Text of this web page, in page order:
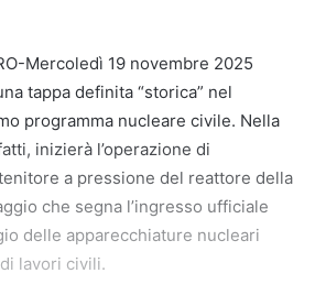
Mercoledì 19 novembre 2025
tappa definita “storica” nel
programma nucleare civile. Nella
inizierà l’operazione di
a pressione del reattore della
che segna l’ingresso ufficiale
delle apparecchiature nucleari
lavori civili.